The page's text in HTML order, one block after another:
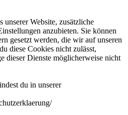
unserer Website, zusätzliche
anzubieten. Sie können
gesetzt werden, die wir auf unseren
diese Cookies nicht zulässt,
dieser Dienste möglicherweise nicht
du in unserer